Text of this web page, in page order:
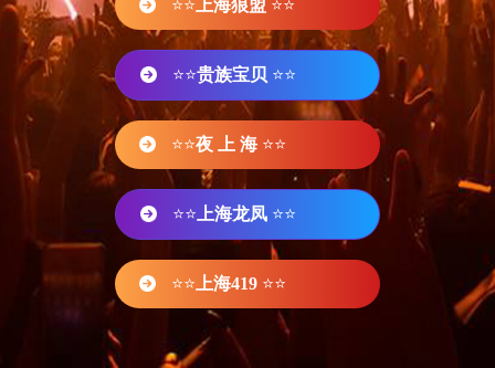
⭐⭐ 上海狼盟 ⭐⭐
⭐⭐贵族宝贝 ⭐⭐
⭐⭐夜 上 海 ⭐⭐
⭐⭐ 上海龙凤 ⭐⭐
⭐⭐ 上海419 ⭐⭐